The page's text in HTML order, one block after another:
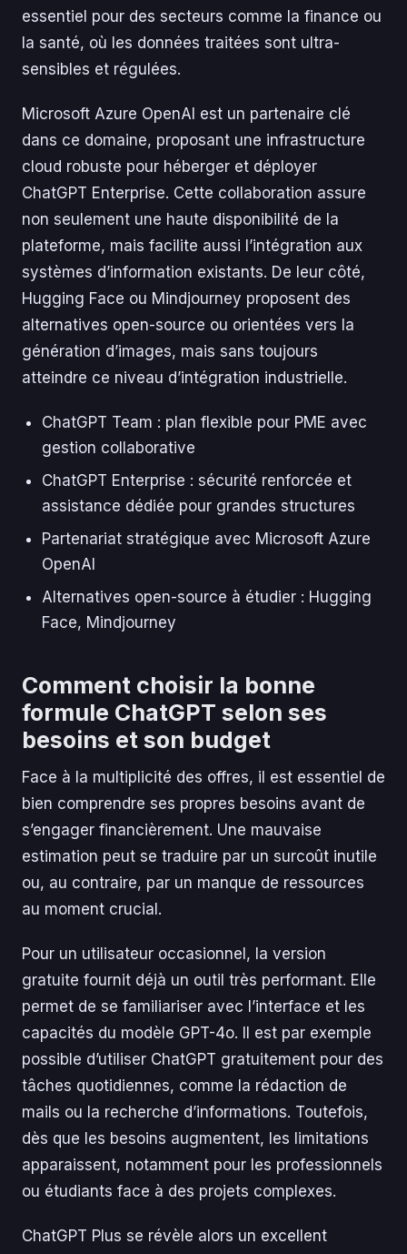
essentiel pour des secteurs comme la finance ou
la santé, où les données traitées sont ultra-
sensibles et régulées.
Microsoft Azure OpenAI est un partenaire clé
dans ce domaine, proposant une infrastructure
cloud robuste pour héberger et déployer
ChatGPT Enterprise. Cette collaboration assure
non seulement une haute disponibilité de la
plateforme, mais facilite aussi l’intégration aux
systèmes d’information existants. De leur côté,
Hugging Face ou Mindjourney proposent des
alternatives open-source ou orientées vers la
génération d’images, mais sans toujours
atteindre ce niveau d’intégration industrielle.
ChatGPT Team : plan flexible pour PME avec
gestion collaborative
ChatGPT Enterprise : sécurité renforcée et
assistance dédiée pour grandes structures
Partenariat stratégique avec Microsoft Azure
OpenAI
Alternatives open-source à étudier : Hugging
Face, Mindjourney
Comment choisir la bonne
formule ChatGPT selon ses
besoins et son budget
Face à la multiplicité des offres, il est essentiel de
bien comprendre ses propres besoins avant de
s’engager financièrement. Une mauvaise
estimation peut se traduire par un surcoût inutile
ou, au contraire, par un manque de ressources
au moment crucial.
Pour un utilisateur occasionnel, la version
gratuite fournit déjà un outil très performant. Elle
permet de se familiariser avec l’interface et les
capacités du modèle GPT-4o. Il est par exemple
possible d’utiliser ChatGPT gratuitement pour des
tâches quotidiennes, comme la rédaction de
mails ou la recherche d’informations. Toutefois,
dès que les besoins augmentent, les limitations
apparaissent, notamment pour les professionnels
ou étudiants face à des projets complexes.
ChatGPT Plus se révèle alors un excellent